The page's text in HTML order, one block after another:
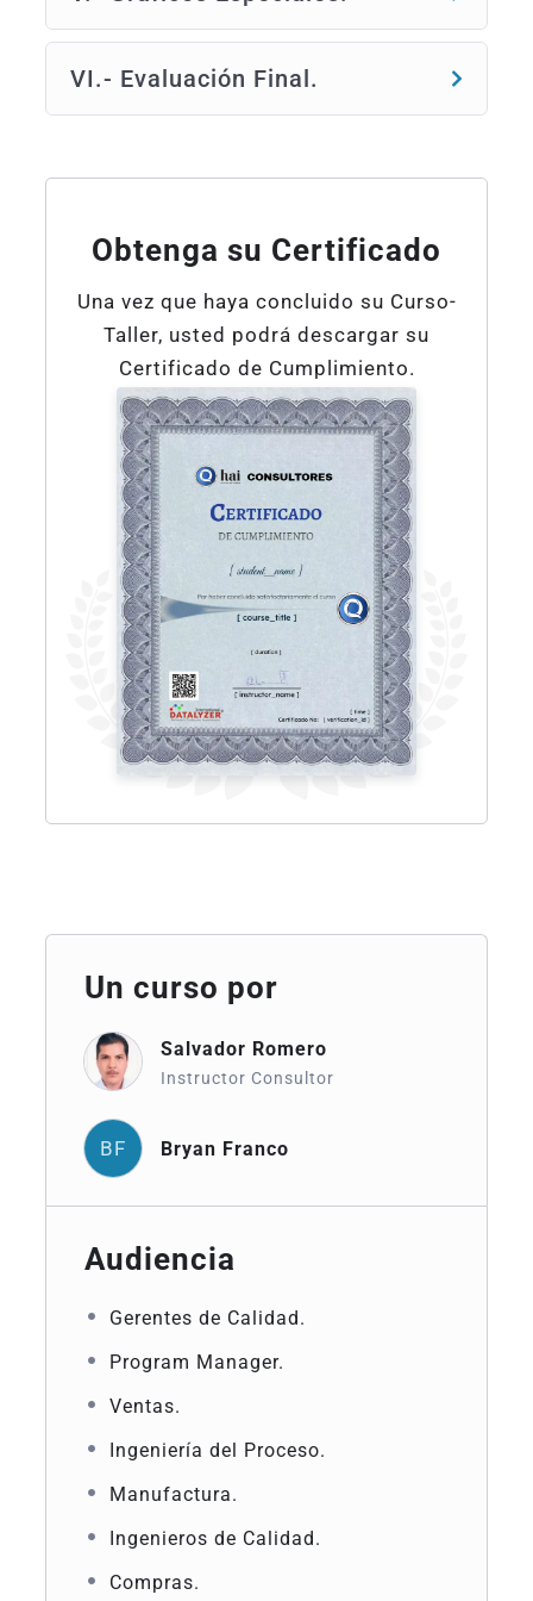
empresa de software especializado para la
VI.- Evaluación Final.
Obtenga su Certificado
Una vez que haya concluido su Curso-
Taller, usted podrá descargar su
Certificado de Cumplimiento.
Un curso por
Salvador Romero
Instructor Consultor
BF Bryan Franco
Audiencia
Gerentes de Calidad.
Program Manager.
Ventas.
Ingeniería del Proceso.
Manufactura.
Ingenieros de Calidad.
Compras.